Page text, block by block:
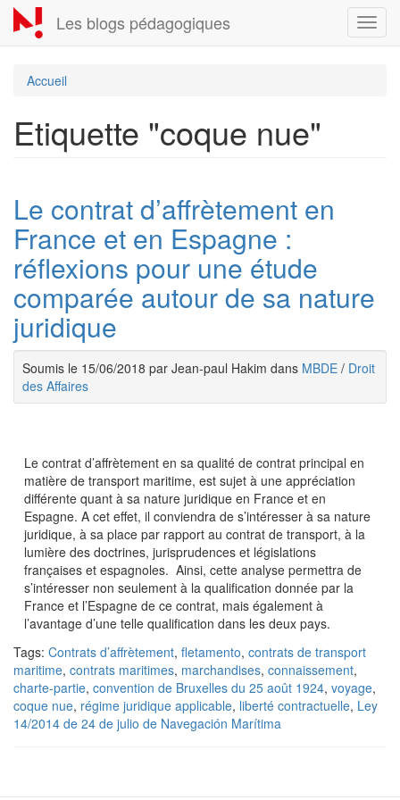
Aller
au
contenu
Les blogs pédagogiques
Accueil
Etiquette "coque nue"
Le contrat d’affrètement en
France et en Espagne :
réflexions pour une étude
comparée autour de sa nature
juridique
Soumis le 15/06/2018 par Jean-paul Hakim dans MBDE / Droit
des Affaires
Le contrat d’affrètement en sa qualité de contrat principal en
matière de transport maritime, est sujet à une appréciation
différente quant à sa nature juridique en France et en
Espagne. A cet effet, il conviendra de s’intéresser à sa nature
juridique, à sa place par rapport au contrat de transport, à la
lumière des doctrines, jurisprudences et législations
françaises et espagnoles. Ainsi, cette analyse permettra de
s’intéresser non seulement à la qualification donnée par la
France et l’Espagne de ce contrat, mais également à
l’avantage d’une telle qualification dans les deux pays.
Tags: Contrats d’affrètement, fletamento, contrats de transport
maritime, contrats maritimes, marchandises, connaissement,
charte-partie, convention de Bruxelles du 25 août 1924, voyage,
coque nue, régime juridique applicable, liberté contractuelle, Ley
14/2014 de 24 de julio de Navegación Marítima